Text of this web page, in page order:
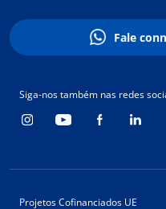
Fale
Siga-nos também nas redes
Projetos Cofinanciados UE